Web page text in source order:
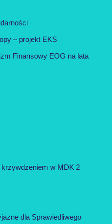
– projekt EKS
Finansowy EOG na lata
w MDK 2
dla Sprawiedliwego